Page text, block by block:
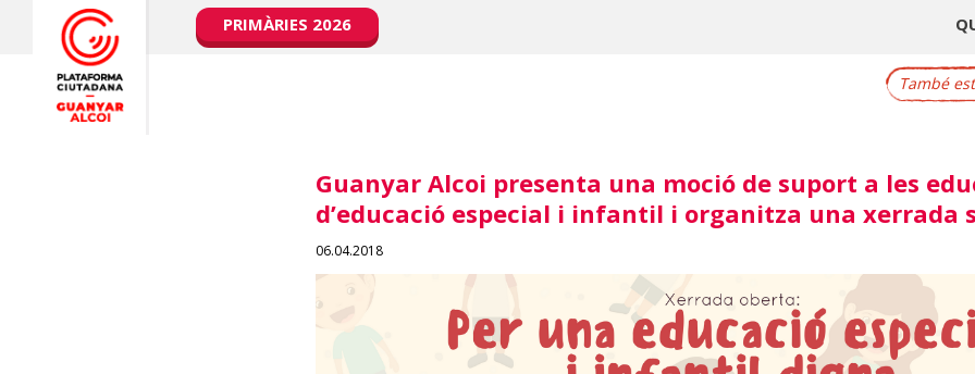
PRIMÀRIES 2026
També
Guanyar Alcoi presenta una moció de suport a les
d’educació especial i infantil i organitza una xerrada
06.04.2018